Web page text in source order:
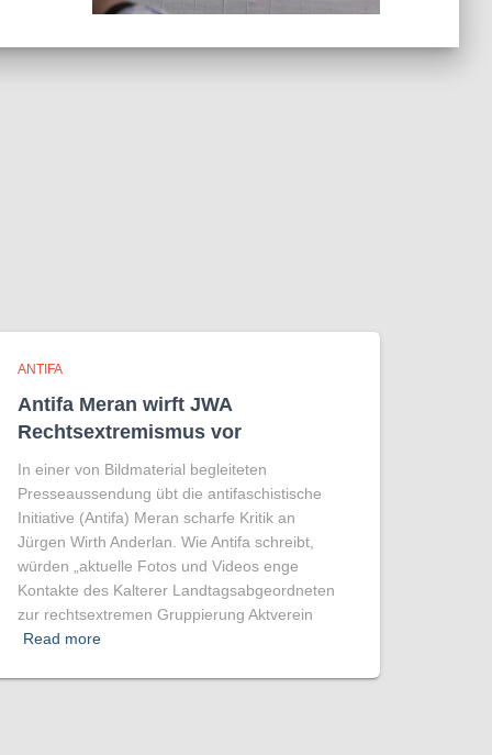
ANTIFA
Antifa Meran wirft JWA
Rechtsextremismus vor
In einer von Bildmaterial begleiteten
Presseaussendung übt die antifaschistische
Initiative (Antifa) Meran scharfe Kritik an
Jürgen Wirth Anderlan. Wie Antifa schreibt,
würden „aktuelle Fotos und Videos enge
Kontakte des Kalterer Landtagsabgeordneten
zur rechtsextremen Gruppierung Aktverein
Read more